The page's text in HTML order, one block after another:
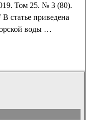
Том 25. № 3 (80).
статье приведена
воды …